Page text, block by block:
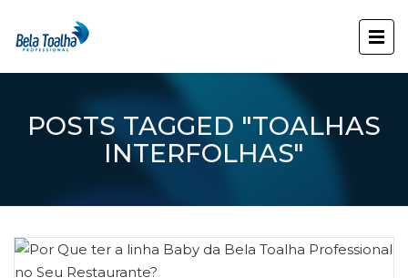
POSTS TAGGED "TOALHAS
INTERFOLHAS"